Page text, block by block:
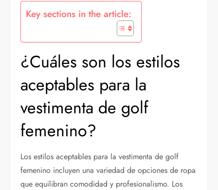
Key sections in the article:
¿Cuáles son los estilos
aceptables para la
vestimenta de golf
femenino?
Los estilos aceptables para la vestimenta de golf
femenino incluyen una variedad de opciones de ropa
que equilibran comodidad y profesionalismo. Los